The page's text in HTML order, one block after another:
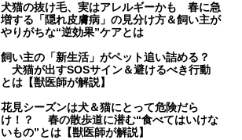
犬猫の抜け毛、実はアレルギーかも 春に急
増する「隠れ皮膚病」の見分け方＆飼い主が
やりがちな“逆効果”ケアとは
飼い主の「新生活」がペット追い詰める？
犬猫が出すSOSサイン＆避けるべき行動
とは【獣医師が解説】
花見シーズンは犬＆猫にとって危険だら
け！？ 春の散歩道に潜む“食べてはいけな
いもの”とは【獣医師が解説】